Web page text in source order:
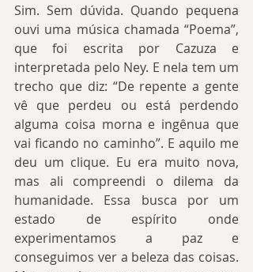
Sim. Sem dúvida. Quando pequena
ouvi uma música chamada “Poema”,
que foi escrita por Cazuza e
interpretada pelo Ney. E nela tem um
trecho que diz: “De repente a gente
vê que perdeu ou está perdendo
alguma coisa morna e ingênua que
vai ficando no caminho”. E aquilo me
deu um clique. Eu era muito nova,
mas ali compreendi o dilema da
humanidade. Essa busca por um
estado de espírito onde
experimentamos a paz e
conseguimos ver a beleza das coisas.